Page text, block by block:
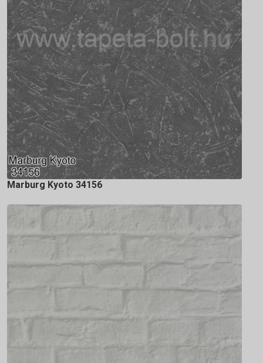
Marburg Kyoto 34156